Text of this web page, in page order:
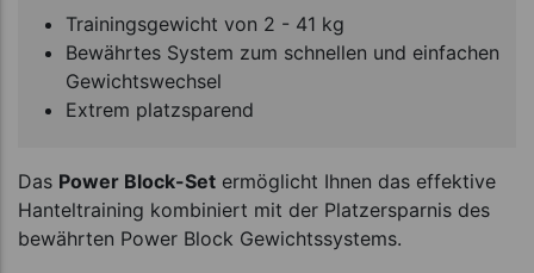
Trainingsgewicht von 2 - 41 kg
Bewährtes System zum schnellen und einfachen
Gewichtswechsel
Extrem platzsparend
Das Power Block-Set ermöglicht Ihnen das effektive
Hanteltraining kombiniert mit der Platzersparnis des
bewährten Power Block Gewichtssystems.